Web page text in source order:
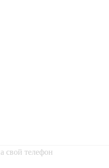
свой телефон